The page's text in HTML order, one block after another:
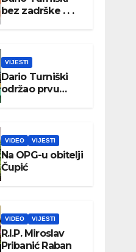
bez zadrške . . .
VIJESTI
Dario Turniški
održao prvu
konferenciju za
VIDEO VIJESTI
Na OPG-u obitelji
Čupić
VIDEO VIJESTI
R.I.P. Miroslav
Pribanić Raban